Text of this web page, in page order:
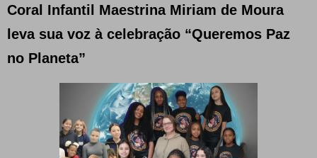
Coral Infantil Maestrina Miriam de Moura
leva sua voz à celebração “Queremos Paz
no Planeta”